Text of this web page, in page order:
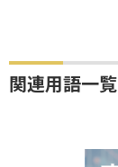
関連用語一覧